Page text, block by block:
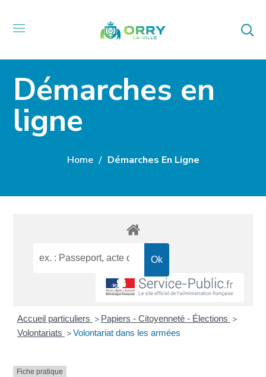
Démarches en
ligne
Home Démarches En Ligne
Accueil particuliers > Papiers - Citoyenneté - Élections >
Volontariats >Volontariat dans les armées
Fiche pratique